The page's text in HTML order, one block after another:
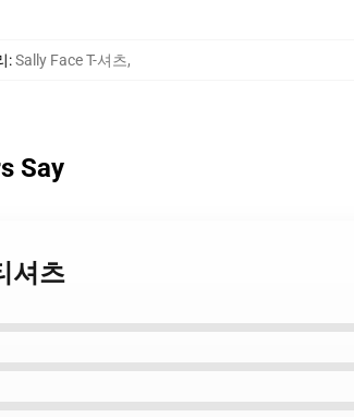
:Sally Face T-셔츠,
Say
셔츠